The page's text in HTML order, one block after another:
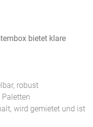
bietet klare
robust
wird gemietet und ist